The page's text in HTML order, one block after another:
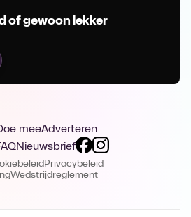
of gewoon lekker
meeAdverteren
Nieuwsbrief
Privacybeleid
Wedstrijdreglement